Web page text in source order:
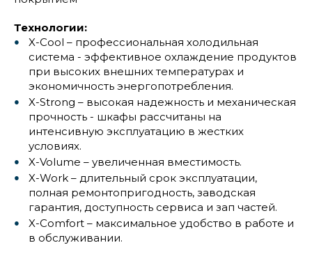
Технологии:
X-Cool – профессиональная холодильная
система - эффективное охлаждение продуктов
при высоких внешних температурах и
экономичность энергопотребления.
X-Strong – высокая надежность и механическая
прочность - шкафы рассчитаны на
интенсивную эксплуатацию в жестких
условиях.
X-Volume – увеличенная вместимость.
X-Work – длительный срок эксплуатации,
полная ремонтопригодность, заводская
гарантия, доступность сервиса и зап частей.
X-Comfort – максимальное удобство в работе и
в обслуживании.